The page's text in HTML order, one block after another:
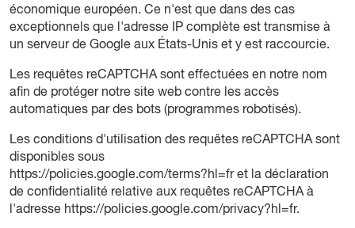
économique européen. Ce n'est que dans des cas
exceptionnels que l'adresse IP complète est transmise à
un serveur de Google aux États-Unis et y est raccourcie.
Les requêtes reCAPTCHA sont effectuées en notre nom
afin de protéger notre site web contre les accès
automatiques par des bots (programmes robotisés).
Les conditions d'utilisation des requêtes reCAPTCHA sont
disponibles sous
https://policies.google.com/terms?hl=fret la déclaration
de confidentialité relative aux requêtes reCAPTCHA à
l'adresse https://policies.google.com/privacy?hl=fr.